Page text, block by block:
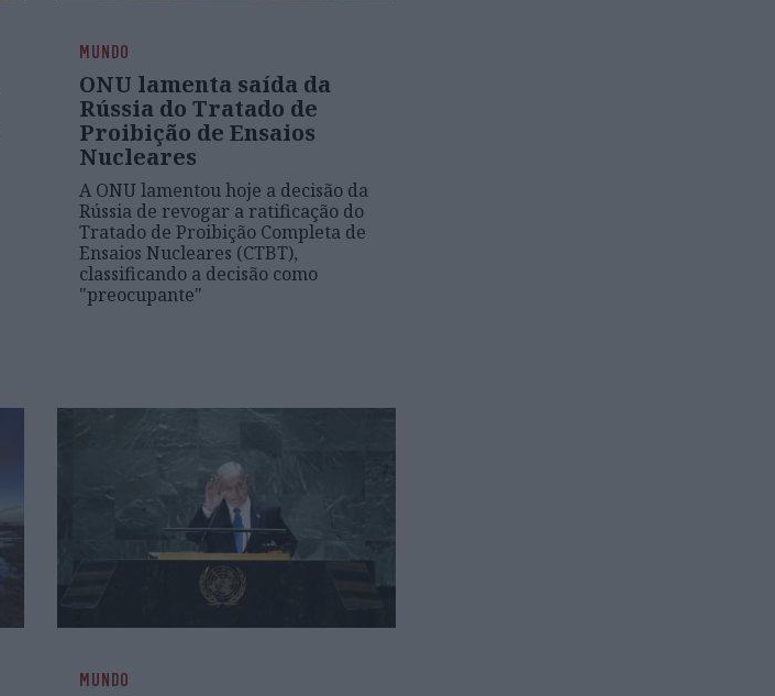
MUNDO
ONU lamenta saída da
Rússia do Tratado de
Proibição de Ensaios
Nucleares
A ONU lamentou hoje a decisão da
Rússia de revogar a ratificação do
Tratado de Proibição Completa de
Ensaios Nucleares (CTBT),
classificando a decisão como
"preocupante"
MUNDO